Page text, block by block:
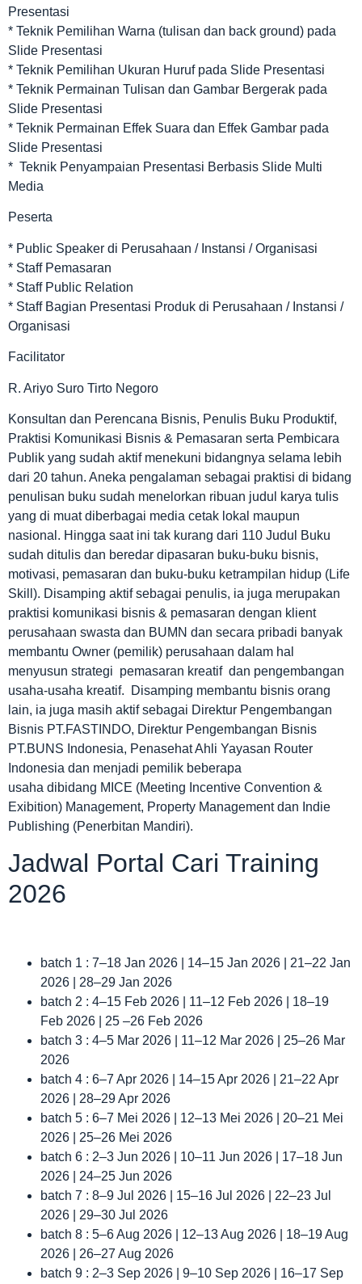
Presentasi
* Teknik Pemilihan Warna (tulisan dan back ground) pada
Slide Presentasi
* Teknik Pemilihan Ukuran Huruf pada Slide Presentasi
* Teknik Permainan Tulisan dan Gambar Bergerak pada
Slide Presentasi
* Teknik Permainan Effek Suara dan Effek Gambar pada
Slide Presentasi
* Teknik Penyampaian Presentasi Berbasis Slide Multi
Media
Peserta
* Public Speaker di Perusahaan / Instansi / Organisasi
* Staff Pemasaran
* Staff Public Relation
* Staff Bagian Presentasi Produk di Perusahaan / Instansi /
Organisasi
Facilitator
R. Ariyo Suro Tirto Negoro
Konsultan dan Perencana Bisnis, Penulis Buku Produktif,
Praktisi Komunikasi Bisnis & Pemasaran serta Pembicara
Publik yang sudah aktif menekuni bidangnya selama lebih
dari 20 tahun. Aneka pengalaman sebagai praktisi di bidang
penulisan buku sudah menelorkan ribuan judul karya tulis
yang di muat diberbagai media cetak lokal maupun
nasional. Hingga saat ini tak kurang dari 110 Judul Buku
sudah ditulis dan beredar dipasaran buku-buku bisnis,
motivasi, pemasaran dan buku-buku ketrampilan hidup (Life
Skill). Disamping aktif sebagai penulis, ia juga merupakan
praktisi komunikasi bisnis & pemasaran dengan klient
perusahaan swasta dan BUMN dan secara pribadi banyak
membantu Owner (pemilik) perusahaan dalam hal
menyusun strategi pemasaran kreatif dan pengembangan
usaha-usaha kreatif. Disamping membantu bisnis orang
lain, ia juga masih aktif sebagai Direktur Pengembangan
Bisnis PT.FASTINDO, Direktur Pengembangan Bisnis
PT.BUNS Indonesia, Penasehat Ahli Yayasan Router
Indonesia dan menjadi pemilik beberapa
usaha dibidang MICE (Meeting Incentive Convention &
Exibition) Management, Property Management dan Indie
Publishing (Penerbitan Mandiri).
Jadwal Portal Cari Training
2026
batch 1 : 7–18 Jan 2026 | 14–15 Jan 2026 | 21–22 Jan
2026 | 28–29 Jan 2026
batch 2 : 4–15 Feb 2026 | 11–12 Feb 2026 | 18–19
Feb 2026 | 25 –26 Feb 2026
batch 3 : 4–5 Mar 2026 | 11–12 Mar 2026 | 25–26 Mar
2026
batch 4 : 6–7 Apr 2026 | 14–15 Apr 2026 | 21–22 Apr
2026 | 28–29 Apr 2026
batch 5 : 6–7 Mei 2026 | 12–13 Mei 2026 | 20–21 Mei
2026 | 25–26 Mei 2026
batch 6 : 2–3 Jun 2026 | 10–11 Jun 2026 | 17–18 Jun
2026 | 24–25 Jun 2026
batch 7 : 8–9 Jul 2026 | 15–16 Jul 2026 | 22–23 Jul
2026 | 29–30 Jul 2026
batch 8 : 5–6 Aug 2026 | 12–13 Aug 2026 | 18–19 Aug
2026 | 26–27 Aug 2026
batch 9 : 2–3 Sep 2026 | 9–10 Sep 2026 | 16–17 Sep